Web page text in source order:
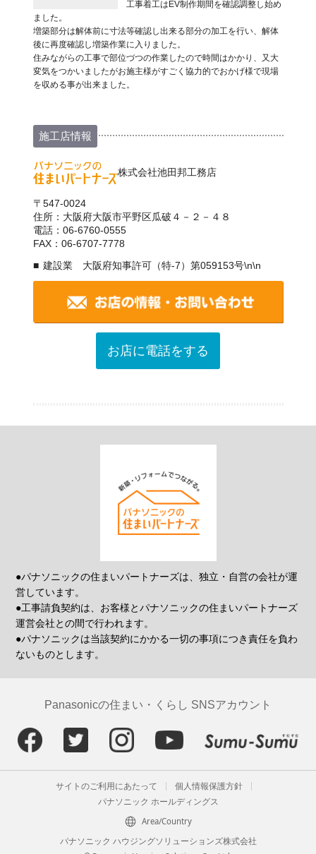
工事着工はEV制作期間を確認調整し始め
ました。
増築部分は解体前に寸法等確認し出来る部分の加工を行い、解体
後に再度確認し増築作業に入りました。
住みながらの工事で部位づつの作業したので時間はかかり、又大
変気をつかいましたがお施主様がすごく協力的でおかげ様で現場
を収める事が出来ました。
施工店情報
株式会社池田邦工務店
〒547-0024
住所：大阪府大阪市平野区瓜破４－２－４８
電話：06-6760-0555
FAX：06-6707-7778
建設業 大阪府知事許可（特-7）第059153号\n\n
お店に電話をする
●パナソニックの住まいパートナーズは、独立・自営の会社が運
営しています。
●工事請負契約は、お客様とパナソニックの住まいパートナーズ
運営会社との間で行われます。
●パナソニックは当該契約にかかる一切の事項につき責任を負わ
ないものとします。
Panasonicの住まい・くらし SNSアカウント
サイトのご利用にあたって
個人情報保護方針
パナソニック ホールディングス
Area/Country
パナソニック ハウジングソリューションズ株式会社